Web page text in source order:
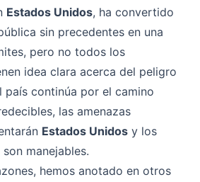
Estados Unidos, ha convertido
sin precedentes en una
pero no todos los
idea clara acerca del peligro
país continúa por el camino
las amenazas
Estados Unidos y los
manejables.
hemos anotado en otros